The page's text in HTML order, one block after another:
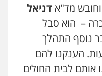
סמים מעצרים
דין
וחובש מד"א דניאל
– הוא סבל
נוסף התהלך
הענקנו להם
אותם לבית החולים